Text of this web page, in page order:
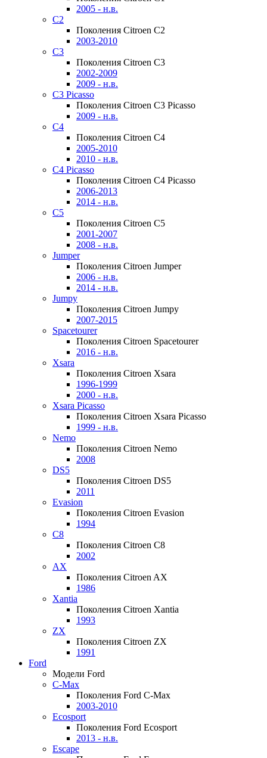
2005 - н.в.
C2
Поколения Citroen C2
2003-2010
C3
Поколения Citroen C3
2002-2009
2009 - н.в.
C3 Picasso
Поколения Citroen C3 Picasso
2009 - н.в.
C4
Поколения Citroen C4
2005-2010
2010 - н.в.
C4 Picasso
Поколения Citroen C4 Picasso
2006-2013
2014 - н.в.
C5
Поколения Citroen C5
2001-2007
2008 - н.в.
Jumper
Поколения Citroen Jumper
2006 - н.в.
2014 - н.в.
Jumpy
Поколения Citroen Jumpy
2007-2015
Spacetourer
Поколения Citroen Spacetourer
2016 - н.в.
Xsara
Поколения Citroen Xsara
1996-1999
2000 - н.в.
Xsara Picasso
Поколения Citroen Xsara Picasso
1999 - н.в.
Nemo
Поколения Citroen Nemo
2008
DS5
Поколения Citroen DS5
2011
Evasion
Поколения Citroen Evasion
1994
C8
Поколения Citroen C8
2002
AX
Поколения Citroen AX
1986
Xantia
Поколения Citroen Xantia
1993
ZX
Поколения Citroen ZX
1991
Ford
Модели Ford
C-Max
Поколения Ford C-Max
2003-2010
Ecosport
Поколения Ford Ecosport
2013 - н.в.
Escape